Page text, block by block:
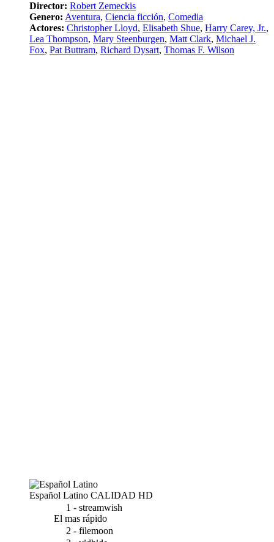
Director: Robert Zemeckis
Genero: Aventura, Ciencia ficción, Comedia
Actores: Christopher Lloyd, Elisabeth Shue, Harry Carey, Jr.,
Lea Thompson, Mary Steenburgen, Matt Clark, Michael J.
Fox, Pat Buttram, Richard Dysart, Thomas F. Wilson
Español Latino CALIDAD HD
1 - streamwish
El mas rápido
2 - filemoon